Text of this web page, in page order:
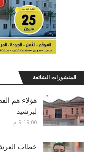
المنشورات الشائعة
هؤلاء هم
لبرشيد
9:19:00 م